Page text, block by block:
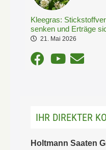
Kleegras:
senken und Erträge
21. Mai 2026
IHR DIREKTER
Holtmann Saaten